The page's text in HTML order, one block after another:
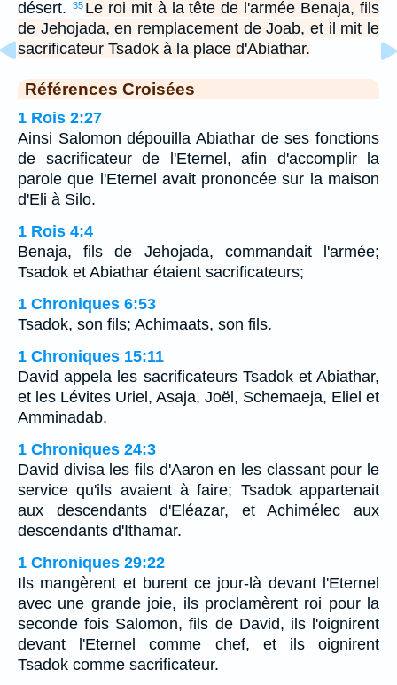
désert. 35 Le roi mit à la tête de l'armée Benaja, fils
de Jehojada, en remplacement de Joab, et il mit le
sacrificateur Tsadok à la place d'Abiathar.
Références Croisées
1 Rois 2:27
Ainsi Salomon dépouilla Abiathar de ses fonctions
de sacrificateur de l'Eternel, afin d'accomplir la
parole que l'Eternel avait prononcée sur la maison
d'Eli à Silo.
1 Rois 4:4
Benaja, fils de Jehojada, commandait l'armée;
Tsadok et Abiathar étaient sacrificateurs;
1 Chroniques 6:53
Tsadok, son fils; Achimaats, son fils.
1 Chroniques 15:11
David appela les sacrificateurs Tsadok et Abiathar,
et les Lévites Uriel, Asaja, Joël, Schemaeja, Eliel et
Amminadab.
1 Chroniques 24:3
David divisa les fils d'Aaron en les classant pour le
service qu'ils avaient à faire; Tsadok appartenait
aux descendants d'Eléazar, et Achimélec aux
descendants d'Ithamar.
1 Chroniques 29:22
Ils mangèrent et burent ce jour-là devant l'Eternel
avec une grande joie, ils proclamèrent roi pour la
seconde fois Salomon, fils de David, ils l'oignirent
devant l'Eternel comme chef, et ils oignirent
Tsadok comme sacrificateur.